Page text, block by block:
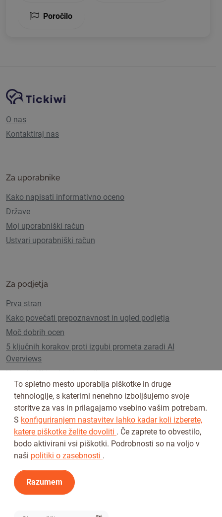
Poročilo
Navigacija spletnega mesta
Platforma Tickiwi
O nas
Kontaktiraj nas
Za uporabnike
Kako napisati informativno oceno
Države
Moj uporabniški račun
Ustvari uporabniški račun
Za podjetja
Prva stran
Kako povečati prepoznavnost in ugled podjetja
Moč dobrih ocen
5 ključnih korakov proti izgubi prometa zaradi AI
Overviews
Uporabniški paketi in cenik
Sledi nam na
© 2026 Tickiwi - Vse pravice pridržane
To spletno mesto uporablja piškotke in druge
tehnologije, s katerimi nenehno izboljšujemo svoje
storitve za vas in prilagajamo vsebino vašim potrebam.
S konfiguriranjem nastavitev lahko kadar koli izberete,
katere piškotke želite dovoliti . Če zaprete to obvestilo,
bodo aktivirani vsi piškotki. Podrobnosti so na voljo v
naši politiki o zasebnosti .
Razumem